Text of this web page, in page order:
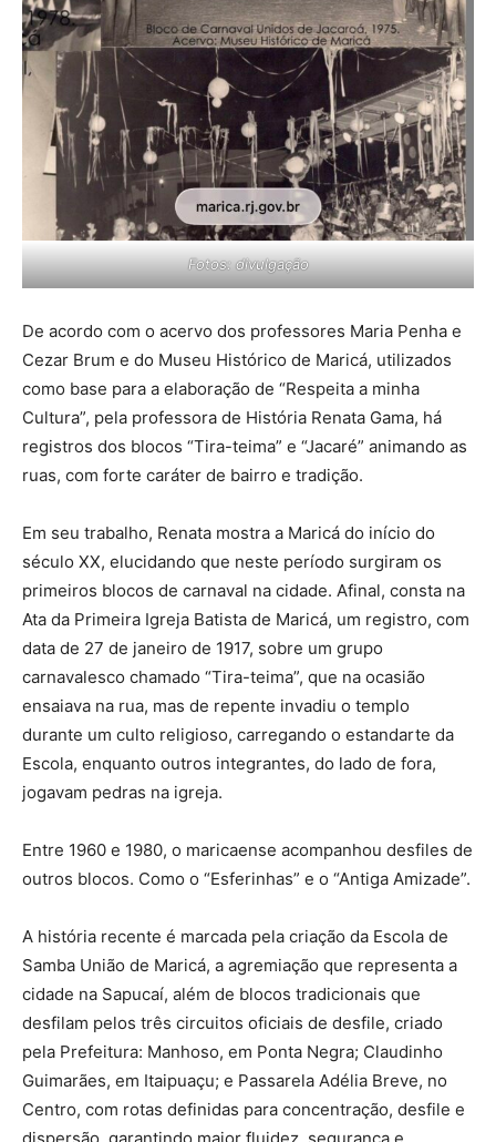
Fotos: divulgação
De acordo com o acervo dos professores Maria Penha e
Cezar Brum e do Museu Histórico de Maricá, utilizados
como base para a elaboração de “Respeita a minha
Cultura”, pela professora de História Renata Gama, há
registros dos blocos “Tira-teima” e “Jacaré” animando as
ruas, com forte caráter de bairro e tradição.
Em seu trabalho, Renata mostra a Maricá do início do
século XX, elucidando que neste período surgiram os
primeiros blocos de carnaval na cidade. Afinal, consta na
Ata da Primeira Igreja Batista de Maricá, um registro, com
data de 27 de janeiro de 1917, sobre um grupo
carnavalesco chamado “Tira-teima”, que na ocasião
ensaiava na rua, mas de repente invadiu o templo
durante um culto religioso, carregando o estandarte da
Escola, enquanto outros integrantes, do lado de fora,
jogavam pedras na igreja.
Entre 1960 e 1980, o maricaense acompanhou desfiles de
outros blocos. Como o “Esferinhas” e o “Antiga Amizade”.
A história recente é marcada pela criação da Escola de
Samba União de Maricá, a agremiação que representa a
cidade na Sapucaí, além de blocos tradicionais que
desfilam pelos três circuitos oficiais de desfile, criado
pela Prefeitura: Manhoso, em Ponta Negra; Claudinho
Guimarães, em Itaipuaçu; e Passarela Adélia Breve, no
Centro, com rotas definidas para concentração, desfile e